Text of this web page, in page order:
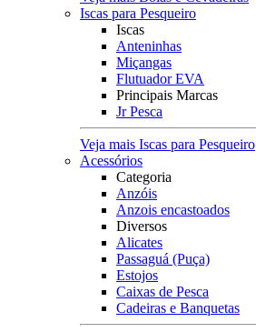
Iscas para Pesqueiro
Iscas
Anteninhas
Miçangas
Flutuador EVA
Principais Marcas
Jr Pesca
Veja mais Iscas para Pesqueiro
Acessórios
Categoria
Anzóis
Anzois encastoados
Diversos
Alicates
Passaguá (Puça)
Estojos
Caixas de Pesca
Cadeiras e Banquetas